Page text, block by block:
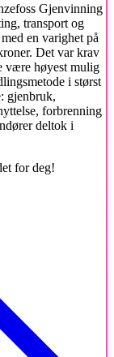
Gjenvinning
transport og
en varighet på
Det var krav
være høyest mulig
i størst
gjenbruk,
forbrenning
deltok i
for deg!